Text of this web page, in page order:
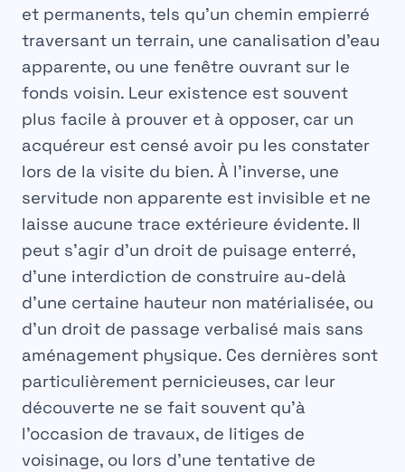
et permanents, tels qu’un chemin empierré
traversant un terrain, une canalisation d’eau
apparente, ou une fenêtre ouvrant sur le
fonds voisin. Leur existence est souvent
plus facile à prouver et à opposer, car un
acquéreur est censé avoir pu les constater
lors de la visite du bien. À l’inverse, une
servitude non apparente est invisible et ne
laisse aucune trace extérieure évidente. Il
peut s’agir d’un droit de puisage enterré,
d’une interdiction de construire au-delà
d’une certaine hauteur non matérialisée, ou
d’un droit de passage verbalisé mais sans
aménagement physique. Ces dernières sont
particulièrement pernicieuses, car leur
découverte ne se fait souvent qu’à
l’occasion de travaux, de litiges de
voisinage, ou lors d’une tentative de